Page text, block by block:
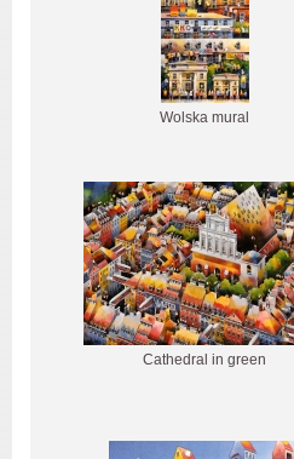
Wolska mural
Cathedral in green